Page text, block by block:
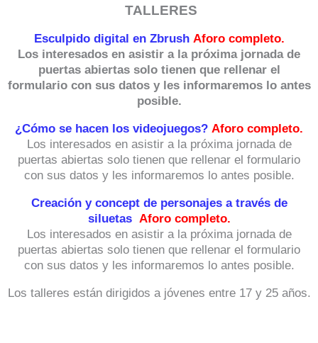
TALLERES
Esculpido digital en Zbrush Aforo completo.
Los interesados en asistir a la próxima jornada de
puertas abiertas solo tienen que rellenar el
formulario con sus datos y les informaremos lo antes
posible.
¿Cómo se hacen los videojuegos? Aforo completo.
Los interesados en asistir a la próxima jornada de
puertas abiertas solo tienen que rellenar el formulario
con sus datos y les informaremos lo antes posible.
Creación y concept de personajes a través de
siluetas Aforo completo.
Los interesados en asistir a la próxima jornada de
puertas abiertas solo tienen que rellenar el formulario
con sus datos y les informaremos lo antes posible.
Los talleres están dirigidos a jóvenes entre 17 y 25 años.